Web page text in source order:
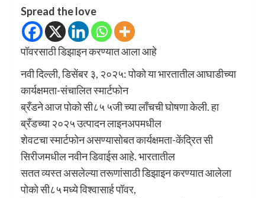
Spread the love
पॉवरसाठी डिझाइन करण्‍यात आला आहे
नवी दिल्‍ली, डिसेंबर ३, २०२५: पोको या भारतातील आघाडीच्‍या
कार्यक्षमता-संचालित स्‍मार्टफोन
ब्रँडने आज पोको सी८५ ५जी च्‍या लाँचची घोषणा केली. हा
ब्रँडच्‍या २०२५ उत्‍पादन लाइनअपमधील
शेवटचा स्‍मार्टफोन असण्‍यासोबत कार्यक्षमता-केंद्रित सी
सिरीजमधील नवीन डिवाईस आहे. भारतातील
सतत व्‍यस्‍त असलेल्‍या तरूणांसाठी डिझाइन करण्‍यात आलेला
पोको सी८५ मध्‍ये विश्वासार्ह पॉवर,